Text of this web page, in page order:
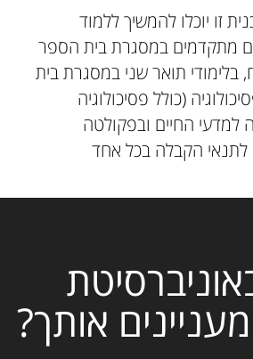
זו יוכלו להמשיך ללמוד
מתקדמים במסגרת בית הספר
בלימודי תואר שני במסגרת בית
(כולל פסיכולוגיה
למדעי החיים ובפקולטה
הקבלה בכל אחד
אותך?